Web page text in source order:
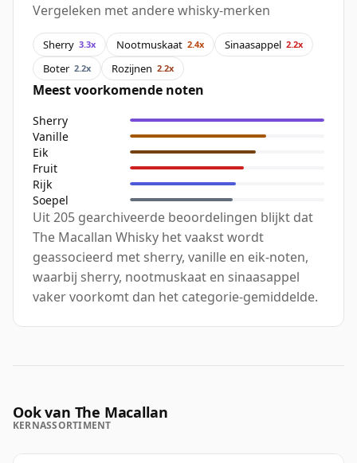
Vergeleken met andere whisky-merken
Sherry 3.3x Nootmuskaat 2.4x Sinaasappel 2.2x
Boter 2.2x Rozijnen 2.2x
Meest voorkomende noten
Sherry
Vanille
Eik
Fruit
Rijk
Soepel
Uit 205 gearchiveerde beoordelingen blijkt dat
The Macallan Whisky het vaakst wordt
geassocieerd met sherry, vanille en eik-noten,
waarbij sherry, nootmuskaat en sinaasappel
vaker voorkomt dan het categorie-gemiddelde.
Ook van The Macallan
KERNASSORTIMENT